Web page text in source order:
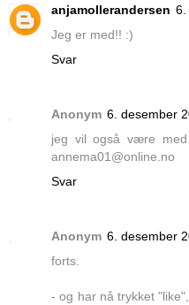
anjamollerandersen 6.
Jeg er med!! :)
Svar
Anonym 6. desember
jeg vil også være
annema01@online.no
Svar
Anonym 6. desember
forts.
- og har nå trykket